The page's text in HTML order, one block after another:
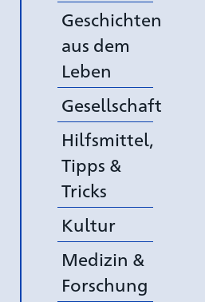
Geschichten
aus dem
Leben
Gesellschaft
Hilfsmittel,
Tipps &
Tricks
Kultur
Medizin &
Forschung